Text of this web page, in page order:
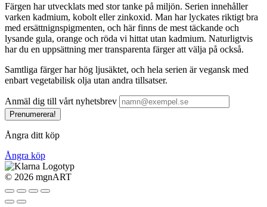
Färgen har utvecklats med stor tanke på miljön. Serien innehåller
varken kadmium, kobolt eller zinkoxid. Man har lyckates riktigt bra
med ersättnignspigmenten, och här finns de mest täckande och
lysande gula, orange och röda vi hittat utan kadmium. Naturligtvis
har du en uppsättning mer transparenta färger att välja på också.
Samtliga färger har hög ljusäktet, och hela serien är vegansk med
enbart vegetabilisk olja utan andra tillsatser.
Anmäl dig till vårt nyhetsbrev
Prenumerera!
Ångra ditt köp
Ångra köp
© 2026 mgnART